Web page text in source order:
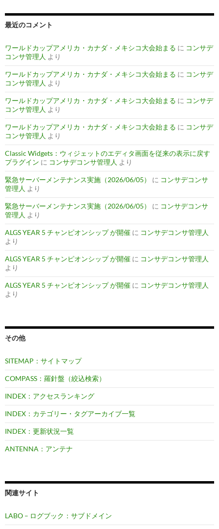
最近のコメント
ワールドカップアメリカ・カナダ・メキシコ大会始まる に コンサデ
コンサ管理人 より
ワールドカップアメリカ・カナダ・メキシコ大会始まる に コンサデ
コンサ管理人 より
ワールドカップアメリカ・カナダ・メキシコ大会始まる に コンサデ
コンサ管理人 より
ワールドカップアメリカ・カナダ・メキシコ大会始まる に コンサデ
コンサ管理人 より
Classic Widgets：ウィジェットのエディタ画面を従来の表示に戻す
プラグイン に コンサデコンサ管理人 より
緊急サーバーメンテナンス実施（2026/06/05） に コンサデコンサ
管理人 より
緊急サーバーメンテナンス実施（2026/06/05） に コンサデコンサ
管理人 より
ALGS YEAR 5 チャンピオンシップ が開催 に コンサデコンサ管理人
より
ALGS YEAR 5 チャンピオンシップ が開催 に コンサデコンサ管理人
より
ALGS YEAR 5 チャンピオンシップ が開催 に コンサデコンサ管理人
より
その他
SITEMAP：サイトマップ
COMPASS：羅針盤（絞込検索）
INDEX：アクセスランキング
INDEX：カテゴリー・タグアーカイブ一覧
INDEX：更新状況一覧
ANTENNA：アンテナ
関連サイト
LABO – ログブック：サブドメイン